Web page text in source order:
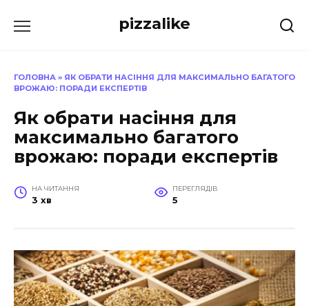
до
pizzalike
ГОЛОВНА » ЯК ОБРАТИ НАСІННЯ ДЛЯ МАКСИМАЛЬНО БАГАТОГО
ВРОЖАЮ: ПОРАДИ ЕКСПЕРТІВ
Як обрати насіння для
максимально багатого
врожаю: поради експертів
НА ЧИТАННЯ
3 хв
ПЕРЕГЛЯДІВ
5